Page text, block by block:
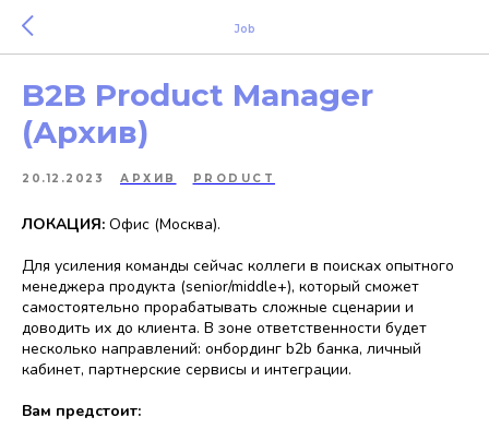
Job
B2B Product Manager
(Архив)
20.12.2023 АРХИВ PRODUCT
ЛОКАЦИЯ: Офис (Москва).
Для усиления команды сейчас коллеги в поисках опытного
менеджера продукта (senior/middle+), который сможет
самостоятельно прорабатывать сложные сценарии и
доводить их до клиента. В зоне ответственности будет
несколько направлений: онбординг b2b банка, личный
кабинет, партнерские сервисы и интеграции.
Вам предстоит: